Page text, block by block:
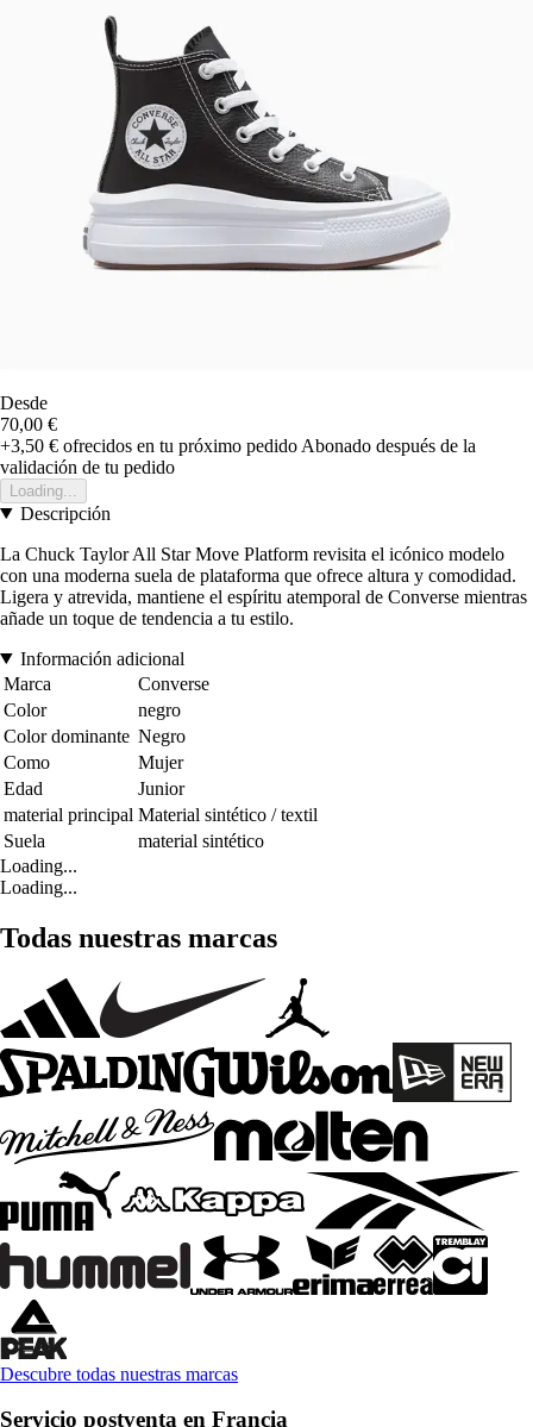
Desde
70,00 €
+3,50 € ofrecidos en tu próximo pedido Abonado después de la
validación de tu pedido
Loading...
Descripción
La Chuck Taylor All Star Move Platform revisita el icónico modelo
con una moderna suela de plataforma que ofrece altura y comodidad.
Ligera y atrevida, mantiene el espíritu atemporal de Converse mientras
añade un toque de tendencia a tu estilo.
Información adicional
Marca
Converse
Color
negro
Color dominante Negro
Como
Mujer
Edad
Junior
material principal Material sintético / textil
Suela
material sintético
Loading...
Loading...
Todas nuestras marcas
Descubre todas nuestras marcas
Servicio postventa en Francia